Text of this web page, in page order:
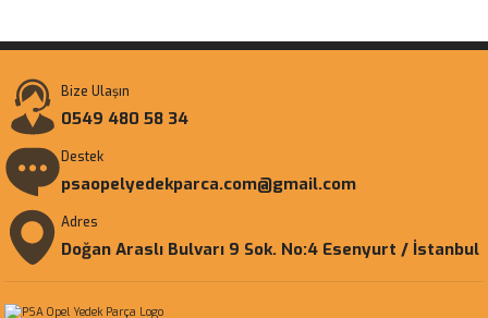
Bize Ulaşın
0549 480 58 34
Destek
psaopelyedekparca.com@gmail.com
Adres
Doğan Araslı Bulvarı 9 Sok. No:4 Esenyurt / İstanbul